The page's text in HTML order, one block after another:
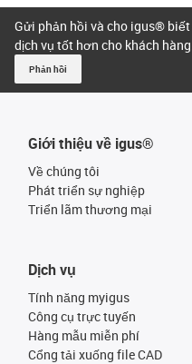
Gửi phản hồi và cho igus®
dịch vụ tốt hơn cho khách
Phản hồi
Giới thiệu về igus®
Về chúng tôi
Phát triển sự nghiệp
Triển lãm thương mại
Dịch vụ
Tính năng myigus
Công cụ trực tuyến
Hàng mẫu miễn phí
Cổng tải xuống file CAD